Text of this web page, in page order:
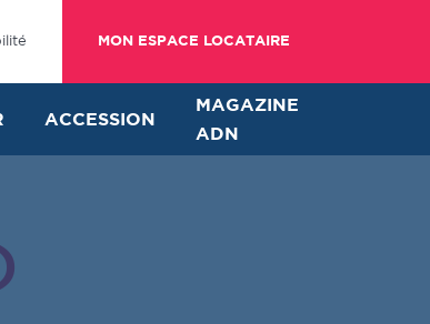
MON ESPACE LOCATAIRE
ACCESSION
MAGAZINE
ADN